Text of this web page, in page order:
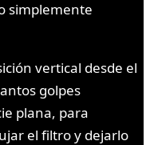
simplemente
vertical desde el
golpes
plana, para
el filtro y dejarlo